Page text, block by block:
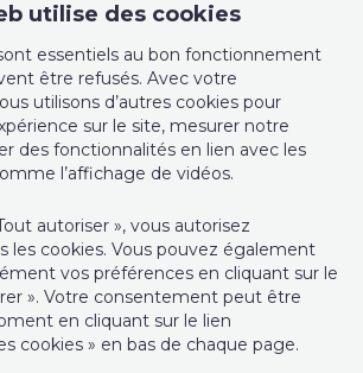
utilise des cookies
essentiels au bon fonctionnement
être refusés. Avec votre
utilisons d’autres cookies pour
sur le site, mesurer notre
des fonctionnalités en lien avec les
l’affichage de vidéos.
autoriser », vous autorisez
les cookies. Vous pouvez également
vos préférences en cliquant sur le
». Votre consentement peut être
en cliquant sur le lien
cookies » en bas de chaque page.
1000 Bruxelles – police n° 730.390.160.
pour les activités réalisées en Belgique
proposés sur le site et autres médias de
sont décrits de bonne foi, le plus
possible sans que ces informations
soient contractuelles.
tiers : BE37 0020 1911 6028
anti-blanchiment : Marie Heurteau
Frais d'agence :